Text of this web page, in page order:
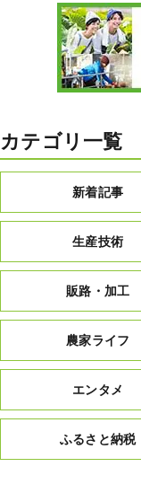
カテゴリ一覧
新着記事
生産技術
販路・加工
農家ライフ
エンタメ
ふるさと納税